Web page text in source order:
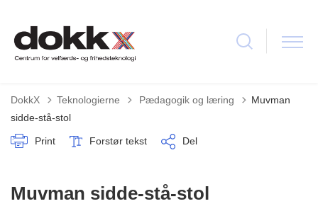
DokkX Teknologierne Tilbage til
Pædagogik og læring
Muvman
sidde-stå-stol
Print Forstør tekst Del
Muvman sidde-stå-stol